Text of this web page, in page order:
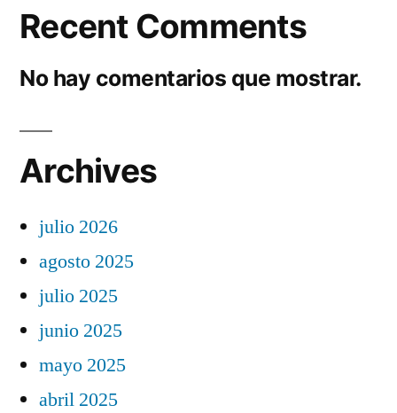
Recent Comments
No hay comentarios que mostrar.
Archives
julio 2026
agosto 2025
julio 2025
junio 2025
mayo 2025
abril 2025